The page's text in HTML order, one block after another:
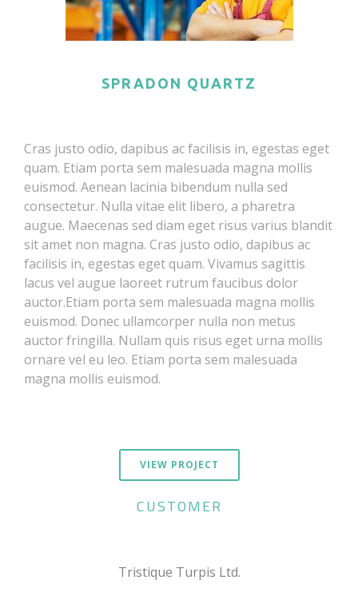
SPRADON QUARTZ
Cras justo odio, dapibus ac facilisis in, egestas eget
quam. Etiam porta sem malesuada magna mollis
euismod. Aenean lacinia bibendum nulla sed
consectetur. Nulla vitae elit libero, a pharetra
augue. Maecenas sed diam eget risus varius blandit
sit amet non magna. Cras justo odio, dapibus ac
facilisis in, egestas eget quam. Vivamus sagittis
lacus vel augue laoreet rutrum faucibus dolor
auctor.Etiam porta sem malesuada magna mollis
euismod. Donec ullamcorper nulla non metus
auctor fringilla. Nullam quis risus eget urna mollis
ornare vel eu leo. Etiam porta sem malesuada
magna mollis euismod.
VIEW PROJECT
CUSTOMER
Tristique Turpis Ltd.